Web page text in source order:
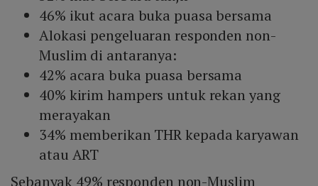
46% ikut acara buka puasa bersama
Alokasi pengeluaran responden non-
Muslim di antaranya:
42% acara buka puasa bersama
40% kirim hampers untuk rekan yang
merayakan
34% memberikan THR kepada karyawan
atau ART
Sebanyak 49% responden non-Muslim